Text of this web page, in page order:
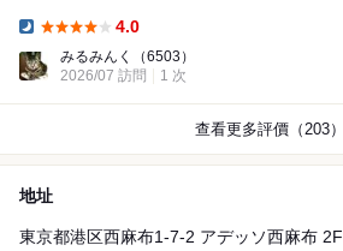
4.0
みるみんく
（6503）
2026/07 訪問
1 次
查看更多評價（203）
地址
東京都港区西麻布1-7-2 アデッソ西麻布 2F